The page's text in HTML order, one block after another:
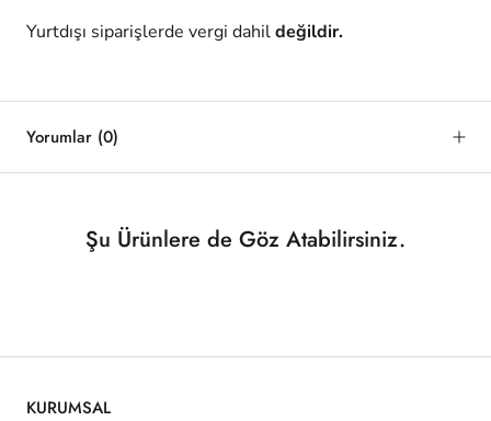
Yurtdışı siparişlerde vergi dahildeğildir.
Yorumlar (0)
Şu Ürünlere de Göz Atabilirsiniz.
KURUMSAL